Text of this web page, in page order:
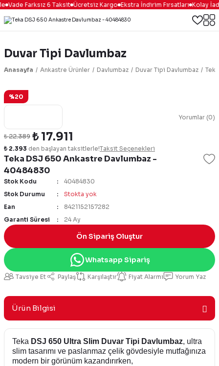
Vade Farksız 6 Taksit Ücretsiz Kargo Ekstra İndirim Fırsatları Kolay
Duvar Tipi Davlumbaz
Anasayfa Ankastre Ürünler Davlumbaz Duvar Tipi Davlumbaz
%20
Yorumlar (0)
Teka DSJ 650 Ankastre Davlumbaz -
40484830
₺ 22.389 ₺ 17.911
₺ 2.393 den başlayan taksitlerle!Taksit Seçenekleri
Stok Kodu
40484830
Stok Durumu
Stokta yok
Ean
8421152157282
Garanti Süresi
24 Ay
Ön Sipariş Oluştur
Whatsapp Sipariş
Tavsiye Et Paylaş Karşılaştır Fiyat Alarmı Yorum Yaz
Ürün Bilgisi
Teka DSJ 650 Ultra Slim Duvar Tipi Davlumbaz, ultra
slim tasarımı ve paslanmaz çelik gövdesiyle mutfağınıza
modern bir görünüm kazandırırken,